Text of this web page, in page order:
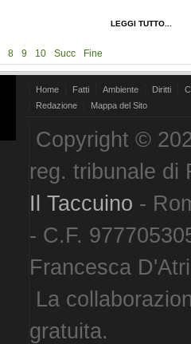
LEGGI TUTTO...
8 9 10 Succ Fine
Home Fatti Ambiente Diritti
Redazione
Mappa del Sito
Copyright ©
reg. tribunale di
Il Taccuino -
- C.F.
Francesca
La
gratuita.